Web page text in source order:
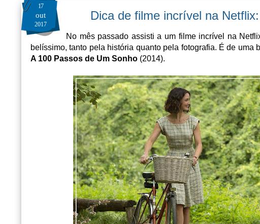
17
out
2017
Dica de filme incrível na
No mês passado assisti a um filme incrível na
belíssimo, tanto pela história quanto pela fotografia. É de
A 100 Passos de Um Sonho (2014).